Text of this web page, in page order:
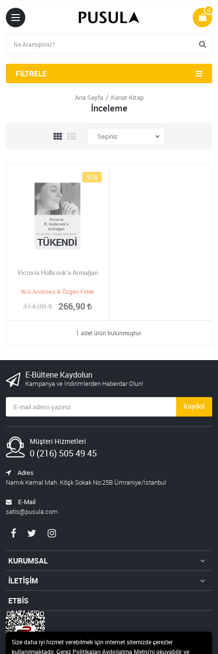
0
FILTRELE
Ana Sayfa Kanat Kitap
İnceleme
Victoria Holbrook’a Armağan
W.G.Andrews & Özgen Felek
314,00 266,90
%15
TÜKENDI
1 adet ürün bulunmuştur.
E-Bültene Kaydolun
Kampanya ve İndirimlerden Haberdar Olun!
Kaydol
Müşteri Hizmetleri
0 (216) 505 49 45
Adres
Namık Kemal Mah. Köşk Sokak No:25B Ümraniye/İstanbul
E-Mail
satis@pusula.com
KURUMSAL
İLETİŞİM
ETBİS
Size daha iyi hizmet verebilmek için internet sitemizde çerezler
kullanılmaktadır. Çerez Politikaları Aydınlatma Metni’ni okuyabilir ve